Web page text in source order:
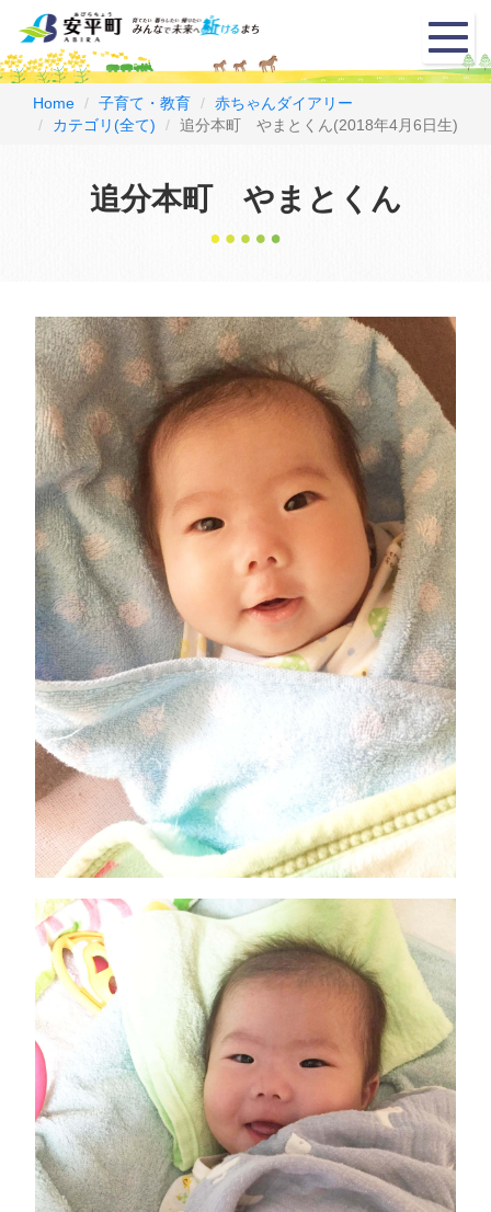
メ
ニ
ュ
Home 子育て・教育
赤ちゃんダイアリー
カテゴリ(全て)
追分本町 やまとくん(2018年4月6日生)
追分本町 やまとくん